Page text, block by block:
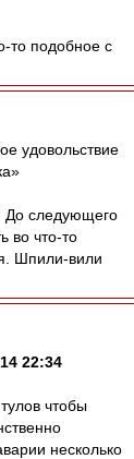
то подобное с
удовольствие
следующего
во что-то
Шпили-вили
22:34
чтобы
несколько